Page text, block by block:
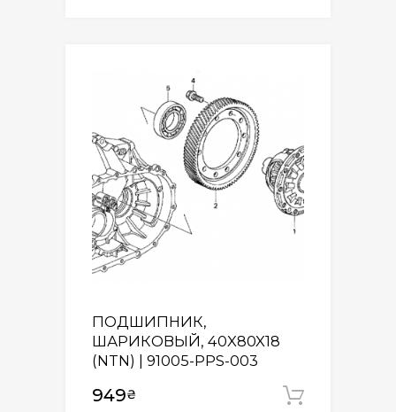
ПОДШИПНИК,
ШАРИКОВЫЙ, 40X80X18
(NTN) | 91005-PPS-003
949₴